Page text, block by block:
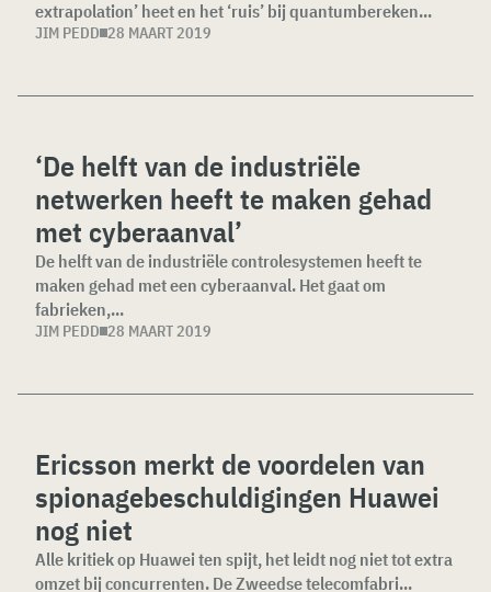
extrapolation’ heet en het ‘ruis’ bij quantumbereken...
JIM PEDD 28 MAART 2019
‘De helft van de industriële
netwerken heeft te maken gehad
met cyberaanval’
De helft van de industriële controlesystemen heeft te
maken gehad met een cyberaanval. Het gaat om
fabrieken,...
JIM PEDD 28 MAART 2019
Ericsson merkt de voordelen van
spionagebeschuldigingen Huawei
nog niet
Alle kritiek op Huawei ten spijt, het leidt nog niet tot extra
omzet bij concurrenten. De Zweedse telecomfabri...